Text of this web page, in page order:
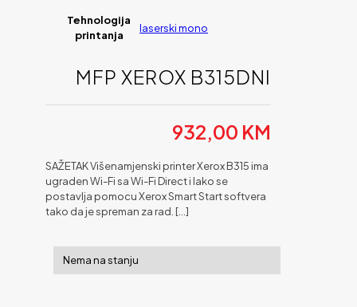
Tehnologija
printanja
laserski mono
MFP XEROX B315DNI
932,00 KM
SAŽETAK Višenamjenski printer Xerox B315 ima
ugraden Wi-Fi sa Wi-Fi Direct i lako se
postavlja pomocu Xerox Smart Start softvera
tako da je spreman za rad. […]
Nema na stanju